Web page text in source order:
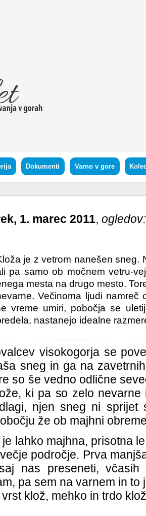
Dokumenti Varno v gore
1. marec 2011,
je z vetrom nanešen sneg.
pa samo ob močnem vetru-
mesta na drugo mesto.
Večinoma ljudi
vreme umiri, pobočja se
nastanejo idealne
visokogorja se
sneg in ga na
so še vedno odlične
ki pa so zelo nevarne
njen sneg ni sprijet
že ob majhni
lahko majhna, prisotna
področje. Prva
nas preseneti,
pa sem na varnem in
klož, mehko in trdo